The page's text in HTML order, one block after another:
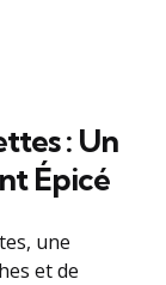
: Un
Épicé
une
et de